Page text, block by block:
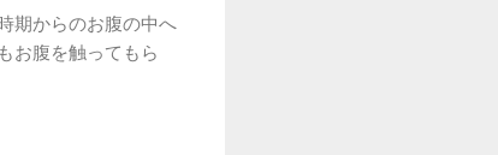
期からのお腹の中へ
お腹を触ってもら